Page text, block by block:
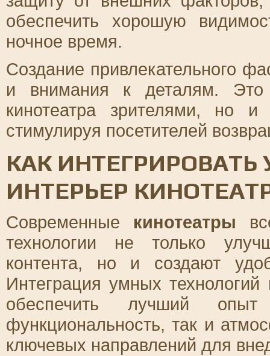
обеспечить хорошую
ночное время.
Создание привлекательного
и внимания к деталям. Это
кинотеатра зрителями, но и
стимулируя посетителей
КАК
ИНТЕРЬЕР
Современные кинотеатры
технологии не только
контента, но и создают
Интеграция умных
обеспечить лучший
функциональность, так и
ключевых направлений для